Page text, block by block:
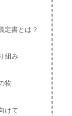
定書とは？
組み
物
けて